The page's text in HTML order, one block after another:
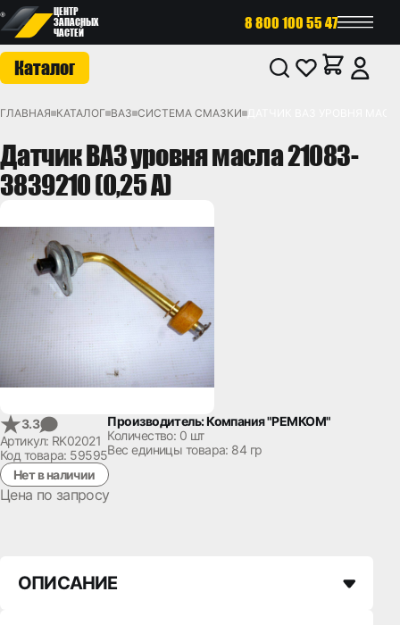
ЦЕНТР
ЗАПАСНЫХ
ЧАСТЕЙ
8 800 100 55 47
Каталог
ГЛАВНАЯ КАТАЛОГ ВАЗ СИСТЕМА СМАЗКИ
Датчик ВАЗ уровня масла 21083-
3839210 (0,25 А)
3.3
Артикул: RK02021
Код товара: 59595
Производитель: Компания "РЕМКОМ"
Количество: 0 шт
Вес единицы товара: 84 гр
Нет в наличии
Цена по запросу
ОПИСАНИЕ